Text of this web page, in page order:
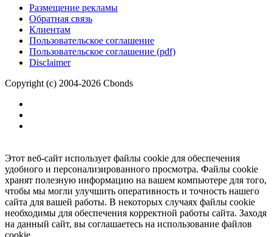
Размещение рекламы
Обратная связь
Пользовательское соглашение
Copyright (c) 2004-2026 Cbonds
Этот веб-сайт использует файлы cookie для обеспечения
удобного и персонализированного просмотра. Файлы cookie
хранят полезную информацию на вашем компьютере для того,
чтобы мы могли улучшить оперативность и точность нашего